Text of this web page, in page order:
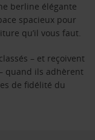
berline élégante
spacieux pour
qu’il vous faut.
– et reçoivent
quand ils adhèrent
de fidélité du